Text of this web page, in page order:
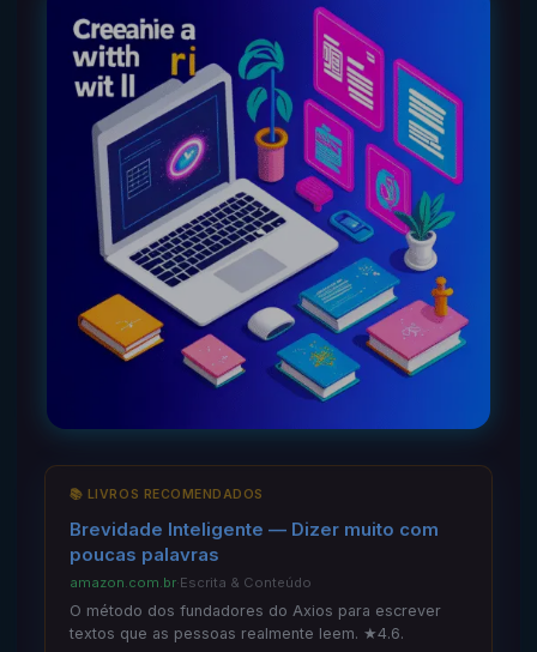
📚 LIVROS RECOMENDADOS
Brevidade Inteligente — Dizer muito com
poucas palavras
amazon.com.br·Escrita & Conteúdo
O método dos fundadores do Axios para escrever
textos que as pessoas realmente leem. ★4.6.